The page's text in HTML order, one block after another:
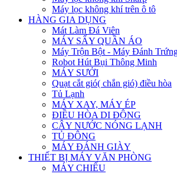
Máy lọc không khí trên ô tô
HÀNG GIA DỤNG
Mát Làm Đá Viên
MÁY SẤY QUẦN ÁO
Máy Trộn Bột - Máy Đánh
Robot Hút Bụi Thông Minh
MÁY SƯỞI
Quạt cắt gió( chắn gió) điều hòa
Tủ Lạnh
MÁY XAY, MÁY ÉP
ĐIỀU HÒA DI ĐỘNG
CÂY NƯỚC NÓNG LẠNH
TỦ ĐÔNG
MÁY ĐÁNH GIÀY
THIẾT BỊ MÁY VĂN PHÒNG
MÁY CHIẾU